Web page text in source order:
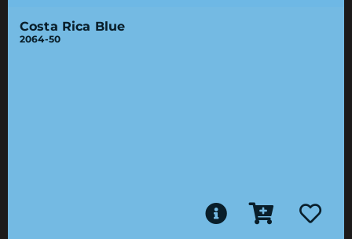
Costa Rica Blue
2064-50